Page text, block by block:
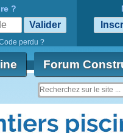
?
perdu ?
Forum